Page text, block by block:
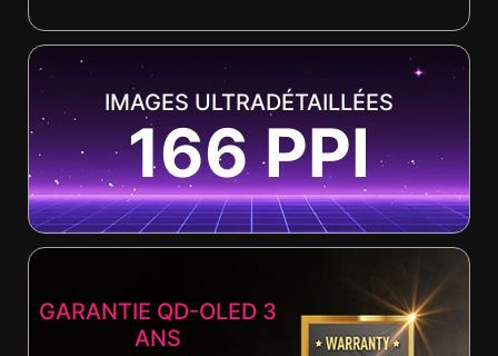
IMAGES ULTRADÉTAILLÉES
166 PPI
GARANTIE QD-OLED 3
ANS